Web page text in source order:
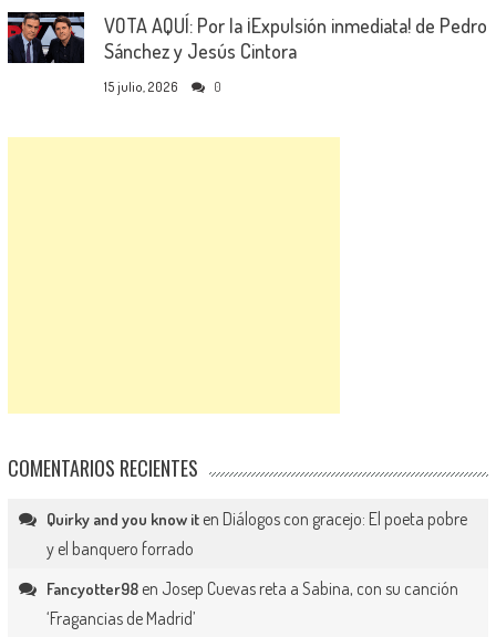
VOTA AQUÍ: Por la ¡Expulsión inmediata! de Pedro
Sánchez y Jesús Cintora
15 julio, 2026 0
COMENTARIOS RECIENTES
Quirky and you know iten Diálogos con gracejo: El poeta pobre
y el banquero forrado
Fancyotter98en Josep Cuevas reta a Sabina, con su canción
‘Fragancias de Madrid’